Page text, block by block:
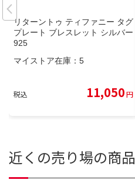
リターントゥ ティファニー タグ
プレート ブレスレット シルバー
925
マイストア在庫： 5
税込 11,050円
近くの売り場の商品